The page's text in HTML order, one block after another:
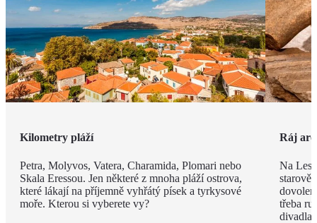
Kilometry pláží
Petra, Molyvos, Vatera, Charamida, Plomari nebo
Skala Eressou. Jen některé z mnoha pláží ostrova,
které lákají na příjemně vyhřátý písek a tyrkysové
moře. Kterou si vyberete vy?
Ráj
Na
třeba
divadla